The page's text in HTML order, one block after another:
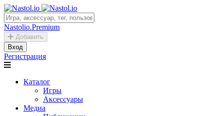
Nastolio.Premium
Добавить
Вход
Регистрация
Каталог
Игры
Аксессуары
Медиа